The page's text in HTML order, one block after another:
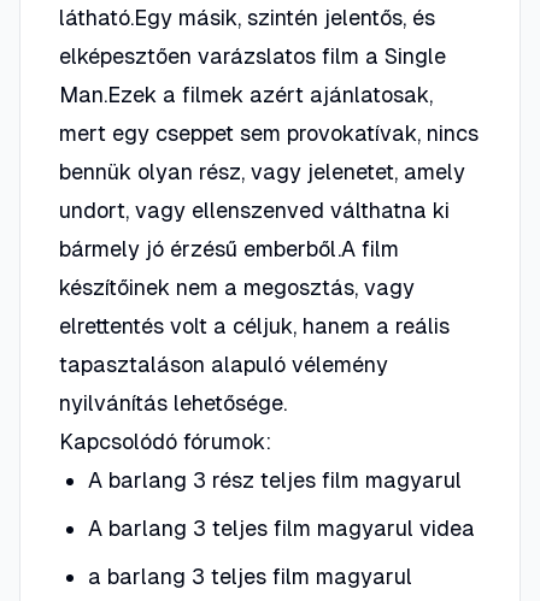
látható.Egy másik, szintén jelentős, és
elképesztően varázslatos film a Single
Man.Ezek a filmek azért ajánlatosak,
mert egy cseppet sem provokatívak, nincs
bennük olyan rész, vagy jelenetet, amely
undort, vagy ellenszenved válthatna ki
bármely jó érzésű emberből.A film
készítőinek nem a megosztás, vagy
elrettentés volt a céljuk, hanem a reális
tapasztaláson alapuló vélemény
nyilvánítás lehetősége.
Kapcsolódó fórumok:
A barlang 3 rész teljes film magyarul
A barlang 3 teljes film magyarul videa
a barlang 3 teljes film magyarul